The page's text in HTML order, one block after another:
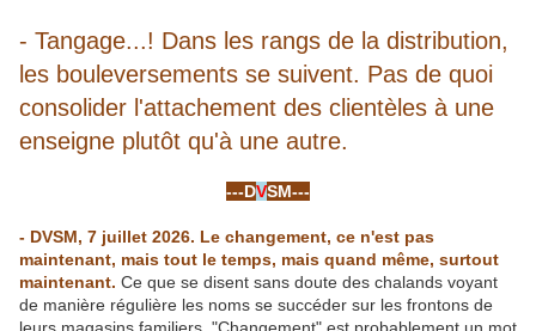
- Tangage...! Dans les rangs de la distribution,
les bouleversements se suivent. Pas de quoi
consolider l'attachement des clientèles à une
enseigne plutôt qu'à une autre.
---DVSM---
- DVSM, 7 juillet 2026. Le changement, ce n'est pas
maintenant, mais tout le temps, mais quand même, surtout
maintenant. Ce que se disent sans doute des chalands voyant
de manière régulière les noms se succéder sur les frontons de